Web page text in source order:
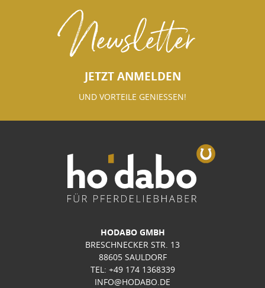
Newsletter
JETZT ANMELDEN
UND VORTEILE GENIESSEN!
HODABO GMBH
BRESCHNECKER STR. 13
88605 SAULDORF
TEL: +49 174 1368339
INFO@HODABO.DE